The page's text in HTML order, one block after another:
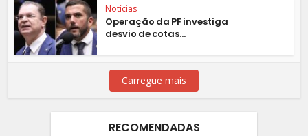
Notícias
Operação da PF investiga
desvio de cotas...
Carregue mais
RECOMENDADAS